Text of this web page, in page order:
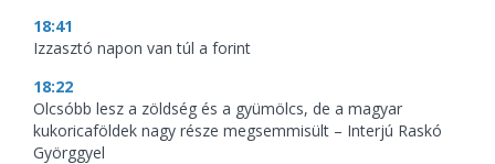
18:41
Izzasztó napon van túl a forint
18:22
Olcsóbb lesz a zöldség és a gyümölcs, de a magyar
kukoricaföldek nagy része megsemmisült – Interjú Raskó
Györggyel